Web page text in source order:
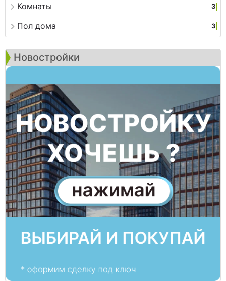
Комнаты 3
Пол дома 3
Новостройки